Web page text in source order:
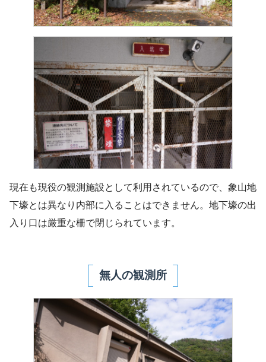
現在も現役の観測施設として利用されているので、象山地
下壕とは異なり内部に入ることはできません。地下壕の出
入り口は厳重な柵で閉じられています。
無人の観測所